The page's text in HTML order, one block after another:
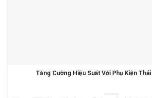
Tăng Cường Hiệu Suất Với Phụ Kiện